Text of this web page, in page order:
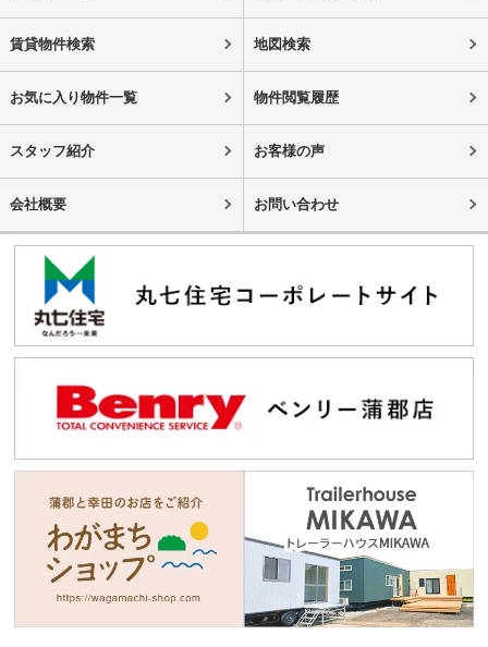
賃貸物件検索 地図検索
お気に入り物件一覧 物件閲覧履歴
スタッフ紹介 お客様の声
会社概要 お問い合わせ